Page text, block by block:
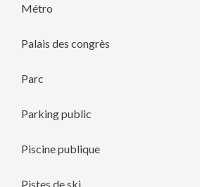
Métro
Palais des congrès
Parc
Parking public
Piscine publique
Pistes de ski